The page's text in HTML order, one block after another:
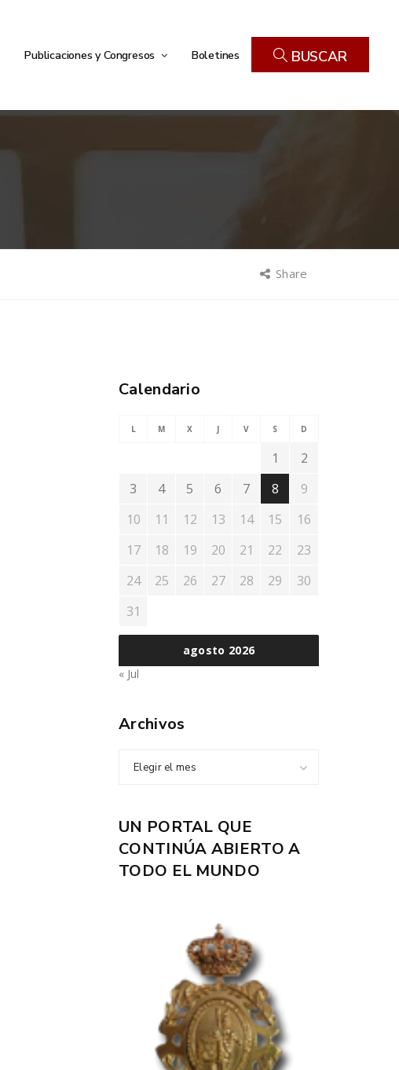
Publicaciones y Congresos Boletines BUSCAR
Share
Calendario
agosto 2026
L M X J V S D
1
2
3
4 5 6 7 8
9
10
11 12 13 14 15
16
17
18 19 20 21 22
23
24
25 26 27 28 29
30
31
« Jul
Archivos
Elegir el mes
UN PORTAL QUE
CONTINÚA ABIERTO A
TODO EL MUNDO